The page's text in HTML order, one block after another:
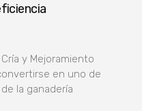
y Mejoramiento
en uno de
la ganadería